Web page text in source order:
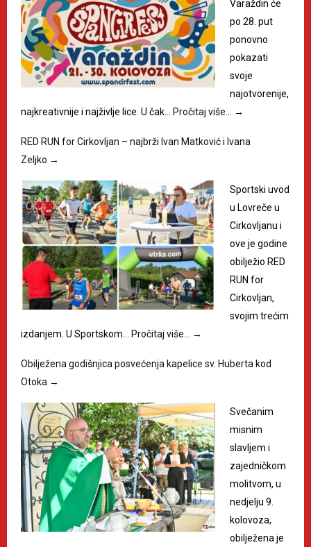
Varaždin će
po 28. put
ponovno
pokazati
svoje
najotvorenije,
najkreativnije i najživlje lice. U čak…
Pročitaj više… →
RED RUN for Cirkovljan – najbrži Ivan Matković i Ivana
Zeljko →
Sportski uvod
u Lovreče u
Cirkovljanu i
ove je godine
obilježio RED
RUN for
Cirkovljan,
svojim trećim
izdanjem. U Sportskom…
Pročitaj više… →
Obilježena godišnjica posvećenja kapelice sv. Huberta kod
Otoka →
Svečanim
misnim
slavljem i
zajedničkom
molitvom, u
nedjelju 9.
kolovoza,
obilježena je